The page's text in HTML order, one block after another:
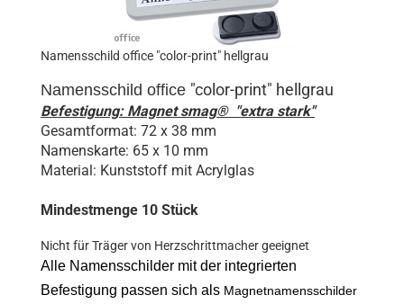
Namensschild office "color-print" hellgrau
Namensschild office "color-print" hellgrau
Befestigung: Magnet smag® "extra stark"
Gesamtformat: 72 x 38 mm
Namenskarte: 65 x 10 mm
Material: Kunststoff mit Acrylglas
Mindestmenge 10 Stück
Nicht für Träger von Herzschrittmacher geeignet
Alle Namensschilder mit der integrierten
Befestigung passen sich als Magnetnamensschilder